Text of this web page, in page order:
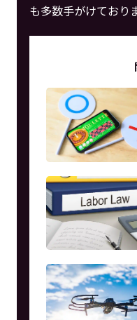
も多数手がけており